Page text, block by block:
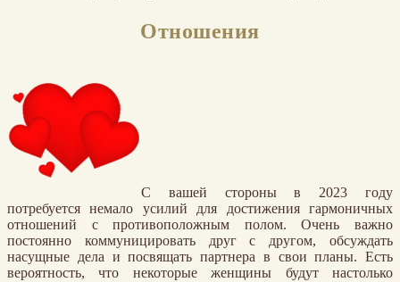
Отношения
С вашей стороны в 2023 году
потребуется немало усилий для достижения гармоничных
отношений с противоположным полом. Очень важно
постоянно коммуницировать друг с другом, обсуждать
насущные дела и посвящать партнера в свои планы. Есть
вероятность, что некоторые женщины будут настолько